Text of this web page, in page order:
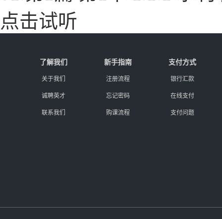
点击试听
了解我们
关于我们
诚聘英才
联系我们
新手指南
注册流程
忘记密码
购课流程
支付方式
银行汇款
在线支付
支付问题